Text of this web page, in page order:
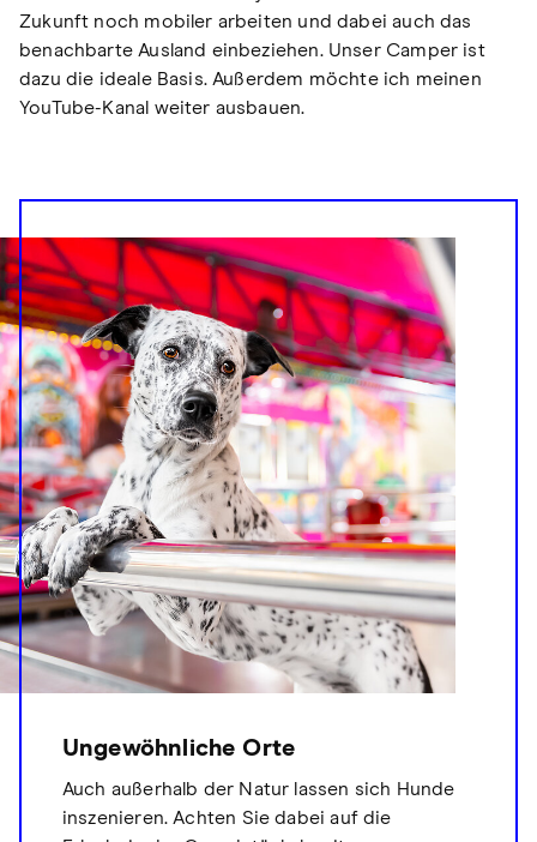
Zukunft noch mobiler arbeiten und dabei auch das
benachbarte Ausland einbeziehen. Unser Camper ist
dazu die ideale Basis. Außerdem möchte ich meinen
YouTube-Kanal weiter ausbauen.
Ungewöhnliche Orte
Auch außerhalb der Natur lassen sich Hunde
inszenieren. Achten Sie dabei auf die